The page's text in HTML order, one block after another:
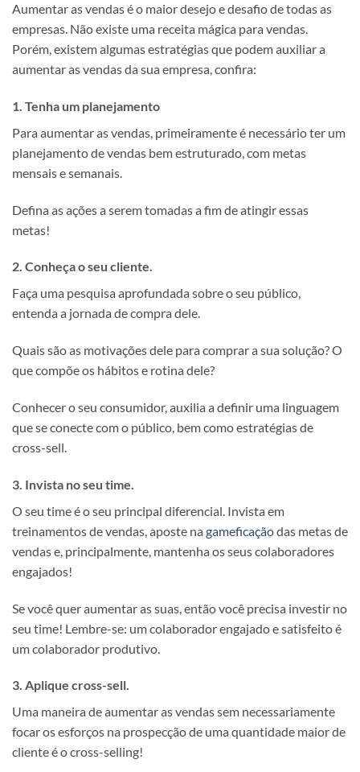
Aumentar as vendas é o maior desejo e desafio de todas as
empresas. Não existe uma receita mágica para vendas.
Porém, existem algumas estratégias que podem auxiliar a
aumentar as vendas da sua empresa, confira:
1. Tenha um planejamento
Para aumentar as vendas, primeiramente é necessário ter um
planejamento de vendas bem estruturado, com metas
mensais e semanais.
Defina as ações a serem tomadas a fim de atingir essas
metas!
2. Conheça o seu cliente.
Faça uma pesquisa aprofundada sobre o seu público,
entenda a jornada de compra dele.
Quais são as motivações dele para comprar a sua solução? O
que compõe os hábitos e rotina dele?
Conhecer o seu consumidor, auxilia a definir uma linguagem
que se conecte com o público, bem como estratégias de
cross-sell.
3. Invista no seu time.
O seu time é o seu principal diferencial. Invista em
treinamentos de vendas, aposte na gameficaçãodas metas de
vendas e, principalmente, mantenha os seus colaboradores
engajados!
Se você quer aumentar as suas, então você precisa investir no
seu time! Lembre-se: um colaborador engajado e satisfeito é
um colaborador produtivo.
3. Aplique cross-sell.
Uma maneira de aumentar as vendas sem necessariamente
focar os esforços na prospecção de uma quantidade maior de
cliente é o cross-selling!